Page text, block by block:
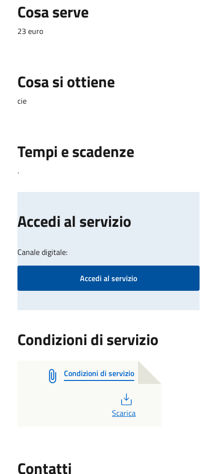
Cosa serve
23 euro
Cosa si ottiene
cie
Tempi e scadenze
.
Accedi al servizio
Canale digitale:
Accedi al servizio
Condizioni di servizio
Condizioni di servizio
Scarica
Contatti